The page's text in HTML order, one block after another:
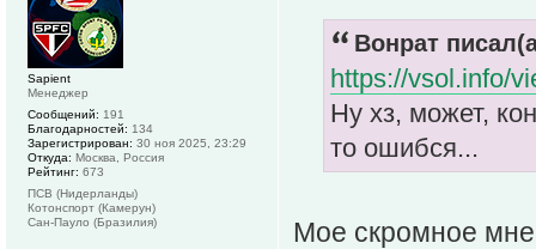
Вонрат
https://vsol.info/
Ну хз, может,
то ошибся...
Мое скромное
Sapient
Менеджер
Сообщений: 191
Благодарностей: 134
Зарегистрирован: 30 ноя 2025, 23:29
Откуда: Москва, Россия
Рейтинг: 673
ПСВ (Нидерланды)
Котонспорт (Камерун)
Сан-Пауло (Бразилия)